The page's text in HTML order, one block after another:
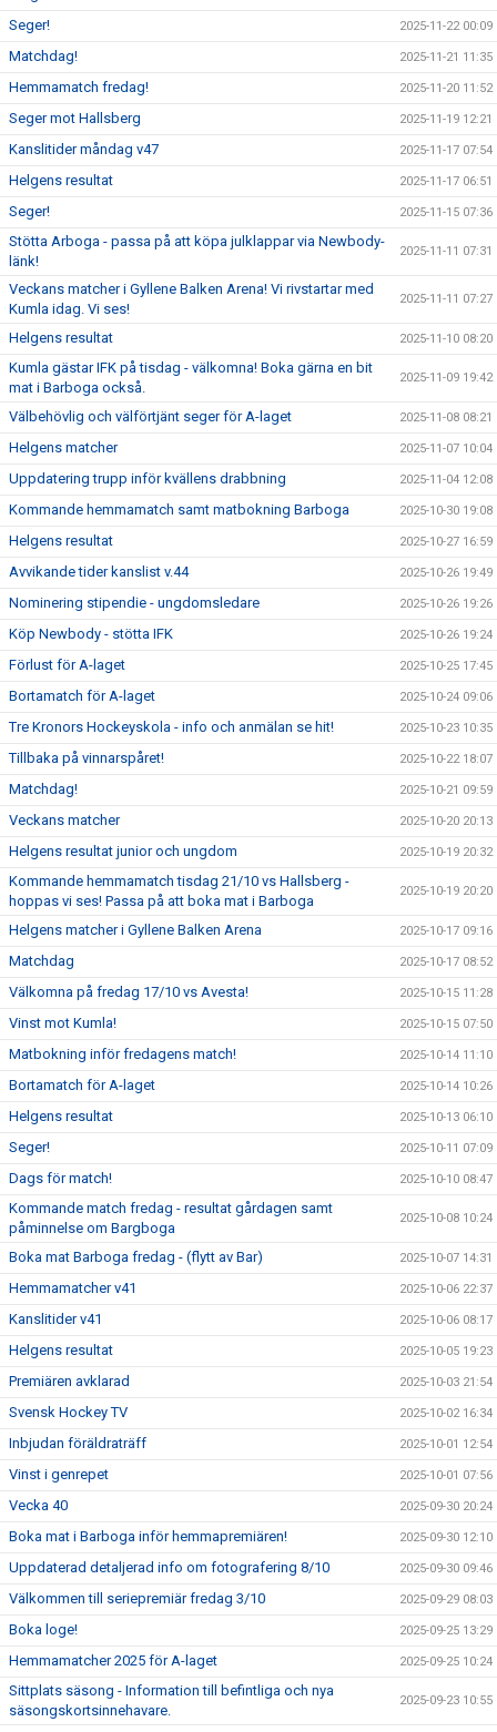
Seger! 2025-11-22 00:09
Matchdag! 2025-11-21 11:35
Hemmamatch fredag! 2025-11-20 11:52
Seger mot Hallsberg 2025-11-19 12:21
Kanslitider måndag v47 2025-11-17 07:54
Helgens resultat 2025-11-17 06:51
Seger! 2025-11-15 07:36
Stötta Arboga - passa på att köpa julklappar via Newbody-
länk!
2025-11-11 07:31
Veckans matcher i Gyllene Balken Arena! Vi rivstartar med
Kumla idag. Vi ses!
2025-11-11 07:27
Helgens resultat 2025-11-10 08:20
Kumla gästar IFK på tisdag - välkomna! Boka gärna en bit
mat i Barboga också.
2025-11-09 19:42
Välbehövlig och välförtjänt seger för A-laget 2025-11-08 08:21
Helgens matcher 2025-11-07 10:04
Uppdatering trupp inför kvällens drabbning 2025-11-04 12:08
Kommande hemmamatch samt matbokning Barboga 2025-10-30 19:08
Helgens resultat 2025-10-27 16:59
Avvikande tider kanslist v.44 2025-10-26 19:49
Nominering stipendie - ungdomsledare 2025-10-26 19:26
Köp Newbody - stötta IFK 2025-10-26 19:24
Förlust för A-laget 2025-10-25 17:45
Bortamatch för A-laget 2025-10-24 09:06
Tre Kronors Hockeyskola - info och anmälan se hit! 2025-10-23 10:35
Tillbaka på vinnarspåret! 2025-10-22 18:07
Matchdag! 2025-10-21 09:59
Veckans matcher 2025-10-20 20:13
Helgens resultat junior och ungdom 2025-10-19 20:32
Kommande hemmamatch tisdag 21/10 vs Hallsberg -
hoppas vi ses! Passa på att boka mat i Barboga
2025-10-19 20:20
Helgens matcher i Gyllene Balken Arena 2025-10-17 09:16
Matchdag 2025-10-17 08:52
Välkomna på fredag 17/10 vs Avesta! 2025-10-15 11:28
Vinst mot Kumla! 2025-10-15 07:50
Matbokning inför fredagens match! 2025-10-14 11:10
Bortamatch för A-laget 2025-10-14 10:26
Helgens resultat 2025-10-13 06:10
Seger! 2025-10-11 07:09
Dags för match! 2025-10-10 08:47
Kommande match fredag - resultat gårdagen samt
påminnelse om Bargboga
2025-10-08 10:24
Boka mat Barboga fredag - (flytt av Bar) 2025-10-07 14:31
Hemmamatcher v41 2025-10-06 22:37
Kanslitider v41 2025-10-06 08:17
Helgens resultat 2025-10-05 19:23
Premiären avklarad 2025-10-03 21:54
Svensk Hockey TV 2025-10-02 16:34
Inbjudan föräldraträff 2025-10-01 12:54
Vinst i genrepet 2025-10-01 07:56
Vecka 40 2025-09-30 20:24
Boka mat i Barboga inför hemmapremiären! 2025-09-30 12:10
Uppdaterad detaljerad info om fotografering 8/10 2025-09-30 09:46
Välkommen till seriepremiär fredag 3/10 2025-09-29 08:03
Boka loge! 2025-09-25 13:29
Hemmamatcher 2025 för A-laget 2025-09-25 10:24
Sittplats säsong - Information till befintliga och nya
säsongskortsinnehavare.
2025-09-23 10:55